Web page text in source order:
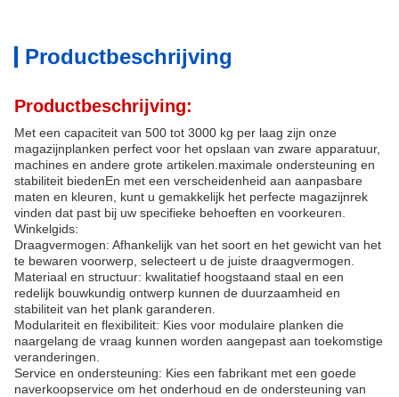
Productbeschrijving
Productbeschrijving:
Met een capaciteit van 500 tot 3000 kg per laag zijn onze
magazijnplanken perfect voor het opslaan van zware apparatuur,
machines en andere grote artikelen.maximale ondersteuning en
stabiliteit biedenEn met een verscheidenheid aan aanpasbare
maten en kleuren, kunt u gemakkelijk het perfecte magazijnrek
vinden dat past bij uw specifieke behoeften en voorkeuren.
Winkelgids:
Draagvermogen: Afhankelijk van het soort en het gewicht van het
te bewaren voorwerp, selecteert u de juiste draagvermogen.
Materiaal en structuur: kwalitatief hoogstaand staal en een
redelijk bouwkundig ontwerp kunnen de duurzaamheid en
stabiliteit van het plank garanderen.
Modulariteit en flexibiliteit: Kies voor modulaire planken die
naargelang de vraag kunnen worden aangepast aan toekomstige
veranderingen.
Service en ondersteuning: Kies een fabrikant met een goede
naverkoopservice om het onderhoud en de ondersteuning van